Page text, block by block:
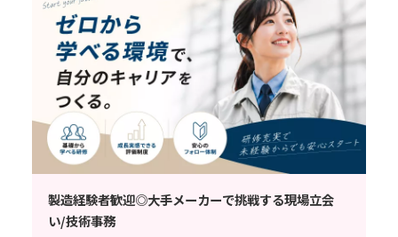
製造経験者歓迎◎大手メーカーで挑戦する現場立会
い/技術事務